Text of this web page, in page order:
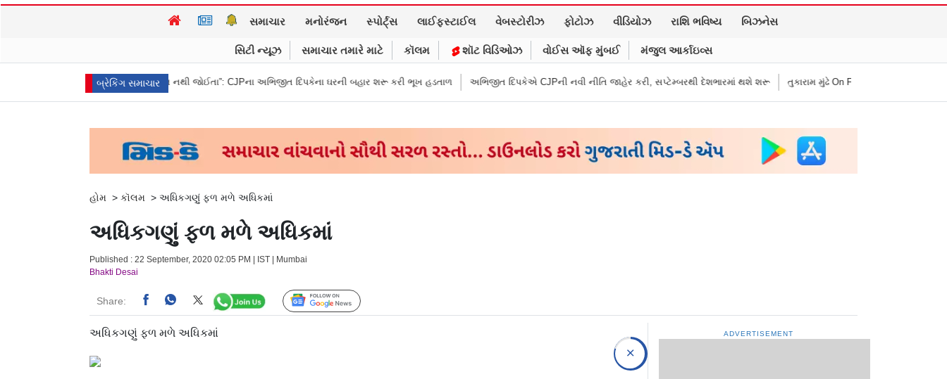
સમાચાર મનોરંજન સ્પોર્ટ્સ લાઈફસ્ટાઈલ વેબસ્ટોરીઝ ફોટોઝ વીડિયોઝ રાશિ ભવિષ્ય બિઝનેસ
સિટી ન્યૂઝ સમાચાર તમારે માટે કૉલમ શૉટ વિડિઓઝ વોઈસ ઑફ મુંબઈ મંજુલ આર્કાઇવ્સ
બ્રેકિંગ સમાચાર
“બીજા કેજરીવાલ નથી જોઈતા”: CJPના અભિજીત દિપકેના ઘરની બહાર શરૂ કરી ભૂખ હડતાળ અભિજીત દિપકેએ CJPની નવી નીતિ જાહેર કરી, સપ્ટેમ્બરથી દેશભારમાં થશે શરૂ તુકારામ મુંઢે On Fire: "સરકારી નિયમો અનુસાર કામ
હોમ > કૉલમ > અધિકગણું ફળ મળે અધિકમાં
અધિકગણું ફળ મળે અધિકમાં
Published : 22 September, 2020 02:05 PM | IST | Mumbai
Bhakti Desai
Share: Follow Us
અધિકગણું ફળ મળે અધિકમાં ADVERTISEMENT